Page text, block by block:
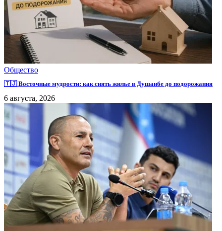
Общество
🇹🇯 Восточные мудрости: как снять жилье в Душанбе до подорожания
6 августа, 2026